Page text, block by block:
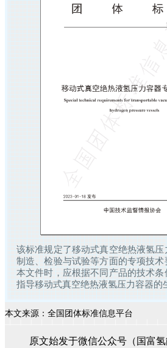
该标准规定了移动式真空绝热液氢压
制造、检验与试验等方面的专项技
本文件时，应根据不同产品的技术
指导移动式真空绝热液氢压力容器的
本文来源：全国团体标准信息平台
原文始发于微信公众号（国富氢